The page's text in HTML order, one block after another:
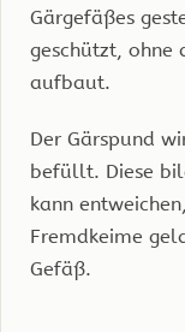
Gärgefäßes
geschützt, ohne
aufbaut.
Der Gärspund
befüllt. Diese
kann
Fremdkeime
Gefäß.